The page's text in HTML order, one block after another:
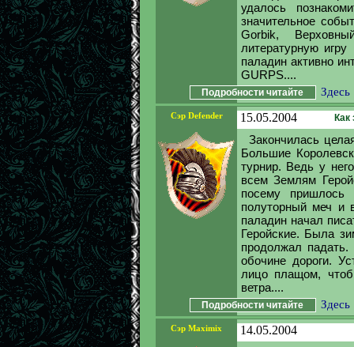
удалось
значительное
Gorbik,
литературную
паладин активно
GURPS....
Подробности читайте Здесь
Сэр Defender 15.05.2004 Как
Закончилась
Большие
турнир. Ведь у
всем Землям
посему пришлось
полуторный меч и
паладин начал
Геройские. Была
продолжал
обочине дороги.
лицо плащом,
ветра....
Подробности читайте Здесь
Сэр Maximix
14.05.2004